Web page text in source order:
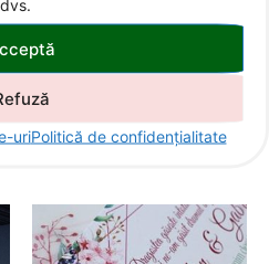
uriPolitică de confidențialitate